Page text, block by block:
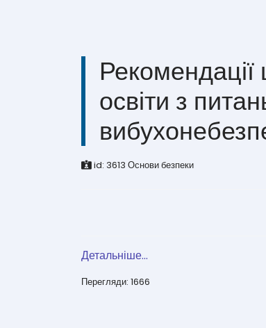
освіти з
id: 3613 Основи безпеки
Детальніше...
Перегляди: 1666